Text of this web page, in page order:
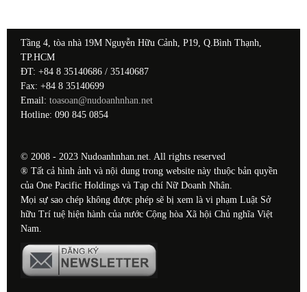
Tầng 4, tòa nhà 19M Nguyễn Hữu Cảnh, P19, Q.Bình Thạnh,
TP.HCM
ĐT: +84 8 35140686 / 35140687
Fax: +84 8 35140699
Email: toasoan@nudoanhnhan.net
Hotline: 090 845 0854
© 2008 - 2023 Nudoanhnhan.net. All rights reserved
® Tất cả hình ảnh và nội dung trong website này thuộc bản quyền
của One Pacific Holdings và Tạp chí Nữ Doanh Nhân.
Mọi sự sao chép không được phép sẽ bị xem là vi phạm Luật Sở
hữu Trí tuệ hiện hành của nước Cộng hòa Xã hội Chủ nghĩa Việt
Nam.